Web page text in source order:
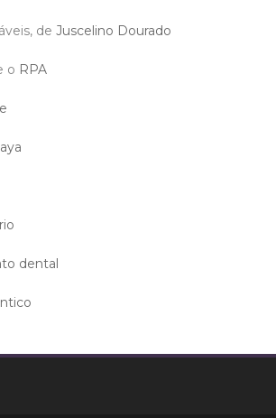
de Juscelino Dourado
o RPA
dental